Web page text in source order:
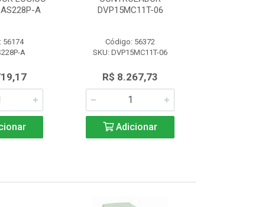
A
56174
A
DVP15MC11T-06
Código: 56372
SKU: DVP15MC11T-06
R$ 8.267,73
Adicionar